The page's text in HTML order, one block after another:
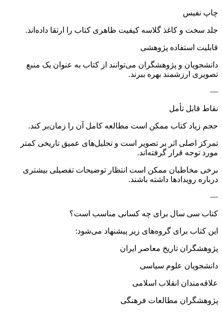
چاپ نفیس
جلد سخت و کاغذ گلاسه کیفیت ظاهری کتاب را ارتقا داده‌اند.
قابلیت استفاده پژوهشی
دانشجویان و پژوهشگران می‌توانند از کتاب به عنوان یک منبع
تصویری ارزشمند بهره ببرند.
—
نقاط قابل تأمل
حجم زیاد کتاب ممکن است مطالعه کامل آن را زمان‌بر کند.
تمرکز اصلی اثر بر تصویر است و تحلیل‌های عمیق تاریخی کمتر
مورد توجه قرار گرفته‌اند.
برخی مخاطبان ممکن است انتظار توضیحات تفصیلی بیشتری
درباره رویدادها داشته باشند.
—
کتاب سی سال برای چه کسانی مناسب است؟
این کتاب برای گروه‌های زیر پیشنهاد می‌شود:
پژوهشگران تاریخ معاصر ایران
دانشجویان علوم سیاسی
علاقه‌مندان انقلاب اسلامی
پژوهشگران مطالعات فرهنگی